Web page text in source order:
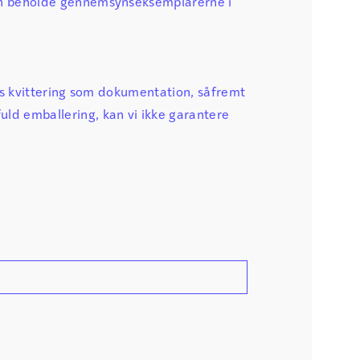
gennemsynseksemplarerne i
kvittering som dokumentation, såfremt
emballering, kan vi ikke garantere